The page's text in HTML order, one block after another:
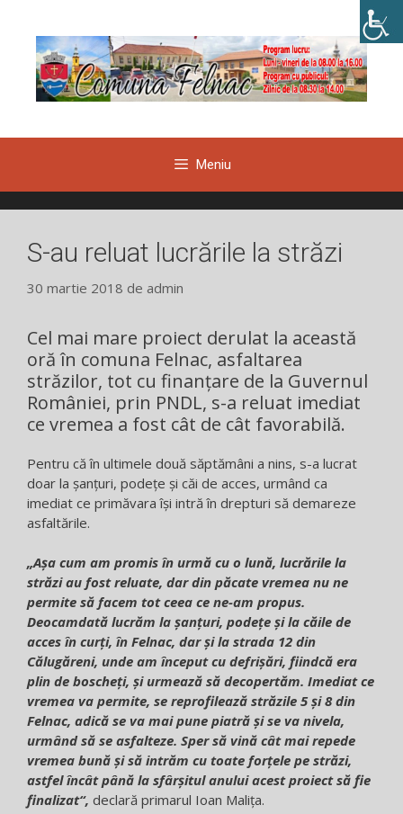
conținut
Meniu
S-au reluat lucrările la străzi
30 martie 2018 de admin
Cel mai mare proiect derulat la această
oră în comuna Felnac, asfaltarea
străzilor, tot cu finanțare de la Guvernul
României, prin PNDL, s-a reluat imediat
ce vremea a fost cât de cât favorabilă.
Pentru că în ultimele două săptămâni a nins, s-a lucrat
doar la șanțuri, podețe și căi de acces, urmând ca
imediat ce primăvara își intră în drepturi să demareze
asfaltările.
„Așa cum am promis în urmă cu o lună, lucrările la
străzi au fost reluate, dar din păcate vremea nu ne
permite să facem tot ceea ce ne-am propus.
Deocamdată lucrăm la șanțuri, podețe și la căile de
acces în curți, în Felnac, dar și la strada 12 din
Călugăreni, unde am început cu defrișări, fiindcă era
plin de boscheți, și urmează să decopertăm. Imediat ce
vremea va permite, se reprofilează străzile 5 și 8 din
Felnac, adică se va mai pune piatră și se va nivela,
urmând să se asfalteze. Sper să vină cât mai repede
vremea bună și să intrăm cu toate forțele pe străzi,
astfel încât până la sfârșitul anului acest proiect să fie
finalizat“, declară primarul Ioan Malița.